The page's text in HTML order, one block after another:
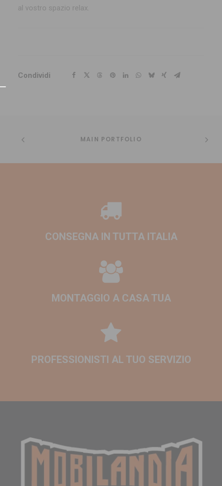
al vostro spazio relax.
Condividi
MAIN PORTFOLIO
CONSEGNA IN TUTTA ITALIA
MONTAGGIO A CASA TUA
PROFESSIONISTI AL TUO SERVIZIO